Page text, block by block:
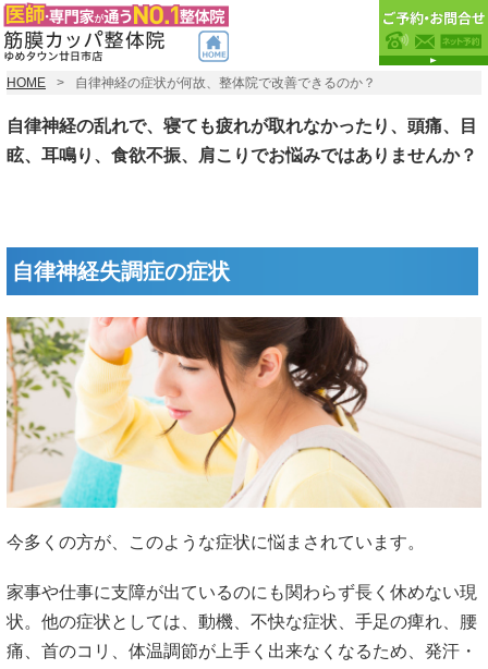
HOME 自律神経の症状が何故、整体院で改善できるのか？
自律神経の乱れで、寝ても疲れが取れなかったり、頭痛、目
眩、耳鳴り、食欲不振、肩こりでお悩みではありませんか？
自律神経失調症の症状
今多くの方が、このような症状に悩まされています。
家事や仕事に支障が出ているのにも関わらず長く休めない現
状。他の症状としては、動機、不快な症状、手足の痺れ、腰
痛、首のコリ、体温調節が上手く出来なくなるため、発汗・